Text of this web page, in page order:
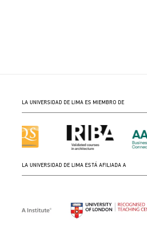
LA UNIVERSIDAD DE LIMA ES MIEMBRO DE
LA UNIVERSIDAD DE LIMA ESTÁ AFILIADA A